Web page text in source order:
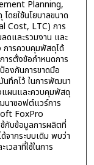
Planning,
ดยใช้นโยบาลขนาด
Cost, LTC) การ
ดและรวมงาน และ
การควบคุมพัสดุได้
ารตั้งข้อกำหนดการ
องกันการขาดมือ
ทึกไว้ ในการพัฒนา
แผนและควบคุมพัสดุ
นาซอฟต์แวร์การ
FoxPro
กับข้อมูลการผลิตที่
จากระบบเดิม พบว่า
วลาที่ใช้ในการ